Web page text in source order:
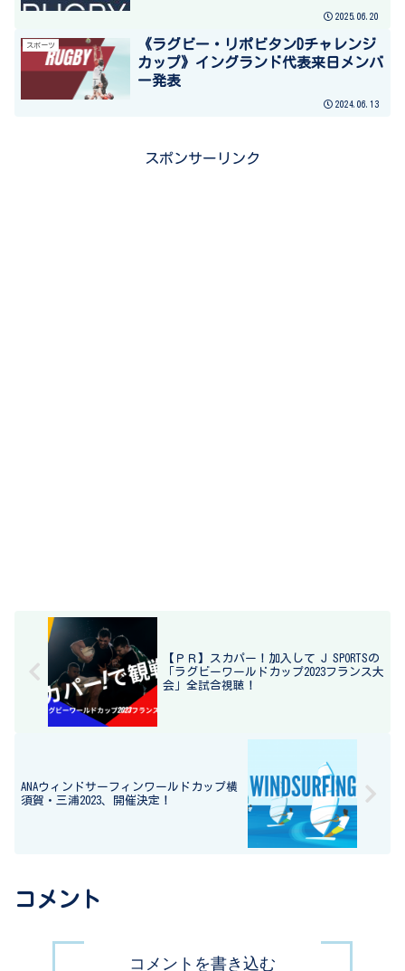
2025.06.20
スポーツ
《ラグビー・リポビタンDチャレンジ
カップ》イングランド代表来日メンバ
ー発表
2024.06.13
スポンサーリンク
【ＰＲ】スカパー！加入して J SPORTSの
「ラグビーワールドカップ2023フランス大
会」全試合視聴！
ANAウィンドサーフィンワールドカップ横
須賀・三浦2023、開催決定！
コメント
コメントを書き込む